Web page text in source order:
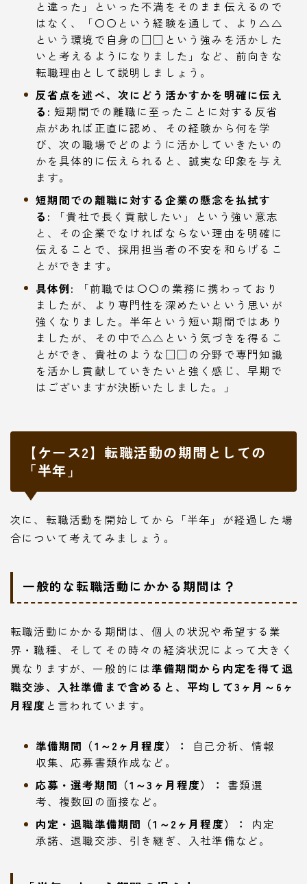
と違った」といった不満をそのまま伝えるので
はなく、「〇〇という経験を通して、より△△
という環境で自身の□□という強みを活かした
いと考えるようになりました」など、前向きな
転職理由として説明しましょう。
反省点を述べ、次にどう活かすかを明確に伝え
る: 短期間での離職に至ったことに対する反省
点があれば正直に認め、その経験から何を学
び、次の職場でどのように活かしていきたいの
かを具体的に伝えられると、誠実な印象を与え
ます。
短期間での離職に対する企業の懸念を払拭す
る: 「貴社で長く貢献したい」という強い意志
と、その企業でなければならない理由を明確に
伝えることで、採用担当者の不安を和らげるこ
とができます。
具体例:
「前職では〇〇の業務に携わっており
ましたが、より専門性を深めたいという思いが
強くなりました。半年という短い期間ではあり
ましたが、その中で△△という気づきを得るこ
とができ、貴社のような□□の分野で専門知識
を活かし貢献していきたいと強く感じ、早期で
はございますが決断いたしました。」
【ケース2】転職活動の期間としての
「半年」
次に、転職活動を開始してから「半年」が経過した場
合について考えてみましょう。
一般的な転職活動にかかる期間は？
転職活動にかかる期間は、個人の状況や希望する業
界・職種、そしてその時々の経済状況によって大きく
異なりますが、一般的には準備期間から内定を得て退
職交渉、入社準備まで含めると、平均して3ヶ月～6ヶ
月程度 と言われています。
準備期間（1～2ヶ月程度）：
自己分析、情報
収集、応募書類作成など。
応募・選考期間（1～3ヶ月程度）：
書類選
考、複数回の面接など。
内定・退職準備期間（1～2ヶ月程度）：
内定
承諾、退職交渉、引き継ぎ、入社準備など。